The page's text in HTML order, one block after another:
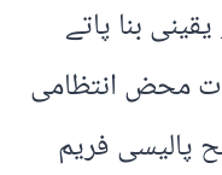
بنا پاتے
محض انتظامی
پالیسی فریم